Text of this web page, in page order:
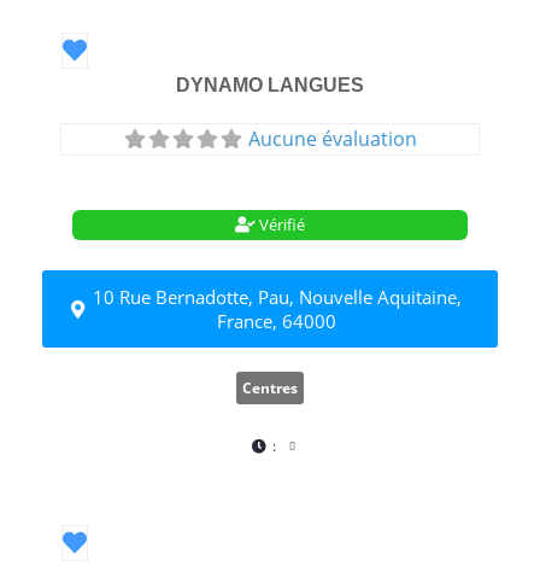
Favori
DYNAMO LANGUES
Aucune évaluation
Vérifié
10 Rue Bernadotte, Pau, Nouvelle Aquitaine,
France, 64000
Centres
:
Favori